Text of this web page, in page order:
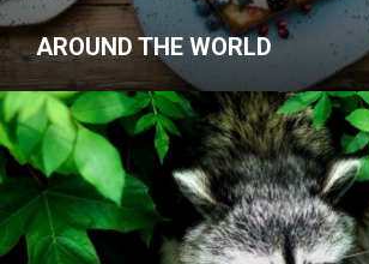
AROUND THE WORLD